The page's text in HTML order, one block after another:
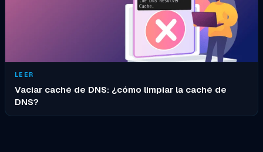
LEER
Vaciar caché de DNS: ¿cómo limpiar la caché de
DNS?